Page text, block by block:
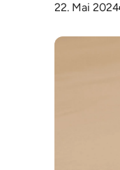
22. Mai 2024